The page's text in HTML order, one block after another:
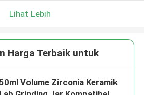
Lihat Lebih
Harga Terbaik untuk
Volume Zirconia Keramik